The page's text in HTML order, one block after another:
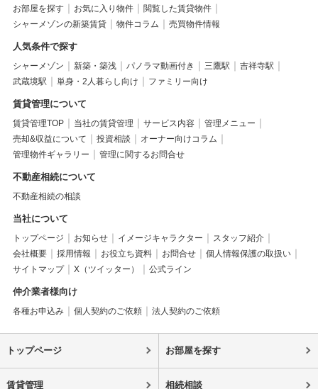
お部屋を探す お気に入り物件
閲覧した賃貸物件
シャーメゾンの新築賃貸
物件コラム 売買物件情報
人気条件で探す
シャーメゾン 新築・築浅 パノラマ動画付き 三鷹駅
吉祥寺駅
武蔵境駅
単身・2人暮らし向け ファミリー向け
賃貸管理について
賃貸管理TOP 当社の賃貸管理 サービス内容
管理メニュー
売却&収益について
投資相談
オーナー向けコラム
管理物件ギャラリー
管理に関するお問合せ
不動産相続について
不動産相続の相談
当社について
トップページ お知らせ イメージキャラクター
スタッフ紹介
会社概要
採用情報 お役立ち資料 お問合せ
個人情報保護の取扱い
サイトマップ
X（ツイッター） 公式ライン
仲介業者様向け
各種お申込み 個人契約のご依頼 法人契約のご依頼
トップページ お部屋を探す
賃貸管理 相続相談